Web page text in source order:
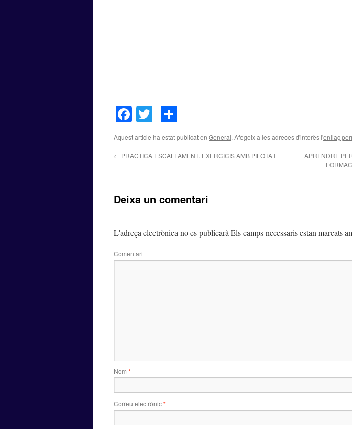
Facebook
Twitter
Aquest article ha estat publicat en General. Afegeix a les adreces d'interès l'enllaç
← PRÀCTICA ESCALFAMENT. EXERCICIS AMB PILOTA I
APRENDRE
Deixa un comentari
L'adreça electrònica no es publicaràEls camps necessaris estan marcats
Comentari
Nom *
Correu electrònic*